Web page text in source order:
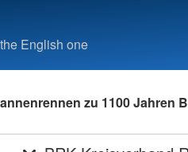
English one
zu 1100 Jahren